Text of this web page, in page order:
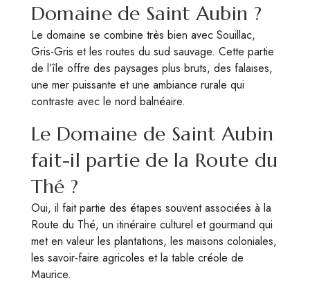
Domaine de Saint Aubin ?
Le domaine se combine très bien avec Souillac,
Gris-Gris et les routes du sud sauvage. Cette partie
de l’île offre des paysages plus bruts, des falaises,
une mer puissante et une ambiance rurale qui
contraste avec le nord balnéaire.
Le Domaine de Saint Aubin
fait-il partie de la Route du
Thé ?
Oui, il fait partie des étapes souvent associées à la
Route du Thé, un itinéraire culturel et gourmand qui
met en valeur les plantations, les maisons coloniales,
les savoir-faire agricoles et la table créole de
Maurice.